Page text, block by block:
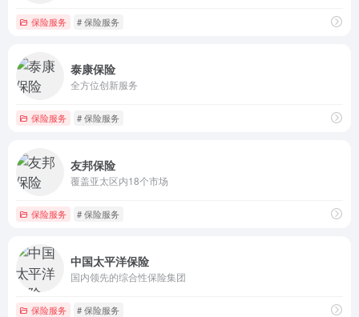
保险服务 # 保险服务
泰康保险
全方位创新服务
保险服务 # 保险服务
友邦保险
覆盖亚太区内18个市场
保险服务 # 保险服务
中国太平洋保险
国内领先的综合性保险集团
保险服务 # 保险服务